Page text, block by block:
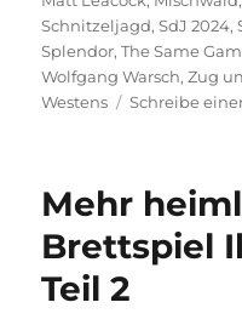
Schnitzeljagd,SdJ 2024,
Splendor,The Same
Wolfgang Warsch,Zug
Westens
Schreibe
Mehr
Brettspiel
Teil 2